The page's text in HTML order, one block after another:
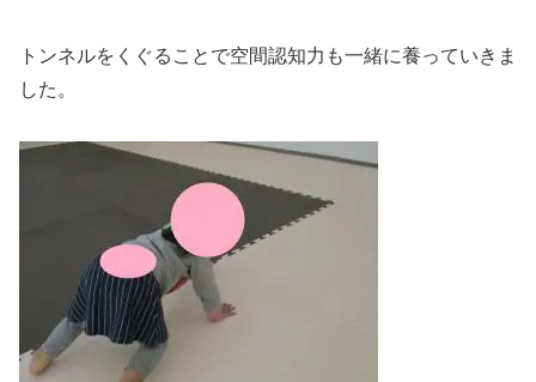
トンネルをくぐることで空間認知力も一緒に養っていきま
した。